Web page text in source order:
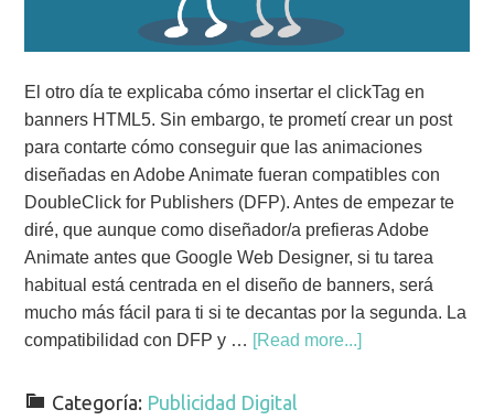
El otro día te explicaba cómo insertar el clickTag en
banners HTML5. Sin embargo, te prometí crear un post
para contarte cómo conseguir que las animaciones
diseñadas en Adobe Animate fueran compatibles con
DoubleClick for Publishers (DFP). Antes de empezar te
diré, que aunque como diseñador/a prefieras Adobe
Animate antes que Google Web Designer, si tu tarea
habitual está centrada en el diseño de banners, será
mucho más fácil para ti si te decantas por la segunda. La
compatibilidad con DFP y … [Read more...]
Categoría: Publicidad Digital